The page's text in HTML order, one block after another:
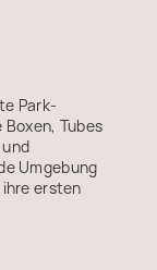
Park-
Tubes
Umgebung
ersten